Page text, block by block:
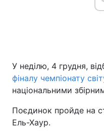
У неділю, 4 грудня,
фіналу чемпіонату
національними
Поєдинок пройде на
Ель-Хаур.